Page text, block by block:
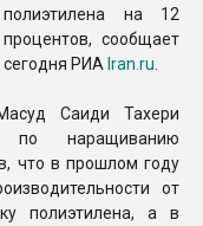
полиэтилена на 12
процентов, сообщает
сегодня РИА Iran.ru
Саиди Тахери
наращиванию
что в прошлом году
от
полиэтилена, а в